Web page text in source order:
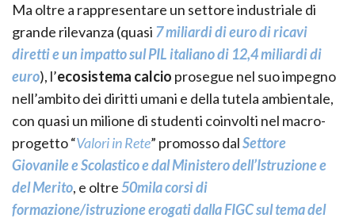
Ma oltre a rappresentare un settore industriale di
grande rilevanza (quasi 7 miliardi di euro di ricavi
diretti e un impatto sul PIL italiano di 12,4 miliardi di
euro), l’ecosistema calcio prosegue nel suo impegno
nell’ambito dei diritti umani e della tutela ambientale,
con quasi un milione di studenti coinvolti nel macro-
progetto “Valori in Rete” promosso dalSettore
Giovanile e Scolastico e dal Ministero dell’Istruzione e
del Merito, e oltre50mila corsi di
formazione/istruzione erogati dalla FIGC sul tema del